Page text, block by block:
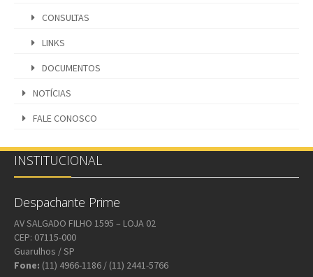
CONSULTAS
LINKS
DOCUMENTOS
NOTÍCIAS
FALE CONOSCO
INSTITUCIONAL
Despachante Prime
AV SALGADO FILHO 1595 – LOJA 02
CEP: 07115-000
Guarulhos / SP
Fone: (11) 4966-1186 / (11) 2441-5766